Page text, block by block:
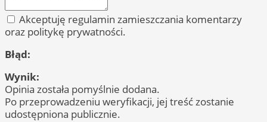
Akceptuję regulamin zamieszczania komentarzy
oraz politykę prywatności.
Błąd:
Wynik:
Opinia została pomyślnie dodana.
Po przeprowadzeniu weryfikacji, jej treść zostanie
udostępniona publicznie.